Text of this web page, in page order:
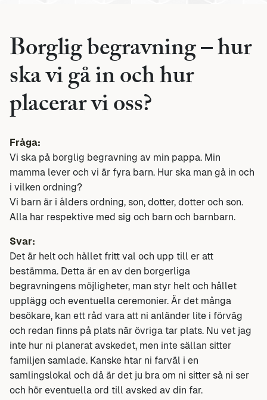
Borglig begravning – hur
ska vi gå in och hur
placerar vi oss?
Fråga:
Vi ska på borglig begravning av min pappa. Min
mamma lever och vi är fyra barn. Hur ska man gå in och
i vilken ordning?
Vi barn är i ålders ordning, son, dotter, dotter och son.
Alla har respektive med sig och barn och barnbarn.
Svar:
Det är helt och hållet fritt val och upp till er att
bestämma. Detta är en av den borgerliga
begravningens möjligheter, man styr helt och hållet
upplägg och eventuella ceremonier. Är det många
besökare, kan ett råd vara att ni anländer lite i förväg
och redan finns på plats när övriga tar plats. Nu vet jag
inte hur ni planerat avskedet, men inte sällan sitter
familjen samlade. Kanske htar ni farväl i en
samlingslokal och då är det ju bra om ni sitter så ni ser
och hör eventuella ord till avsked av din far.